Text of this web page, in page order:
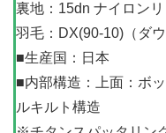
裏地：15dn ナイロン
羽毛：DX(90-10)（ダウ
■生産国：日本
■内部構造：上面：ボ
ルキルト構造